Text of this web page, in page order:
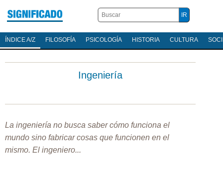
ÍNDICE A/Z FILOSOFÍA PSICOLOGÍA HISTORIA CULTURA
Ingeniería
La ingeniería no busca saber cómo funciona el
mundo sino fabricar cosas que funcionen en el
mismo. El ingeniero...